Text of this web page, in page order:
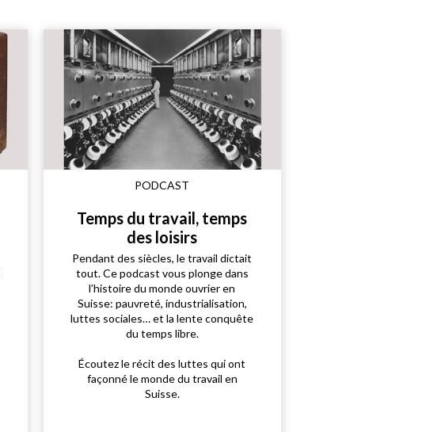
PODCAST
Temps du travail, temps
des loisirs
Pendant des siècles, le travail dictait
tout. Ce podcast vous plonge dans
l’histoire du monde ouvrier en
Suisse: pauvreté, industrialisation,
luttes sociales… et la lente conquête
du temps libre.
Écoutez le récit des luttes qui ont
façonné le monde du travail en
Suisse.